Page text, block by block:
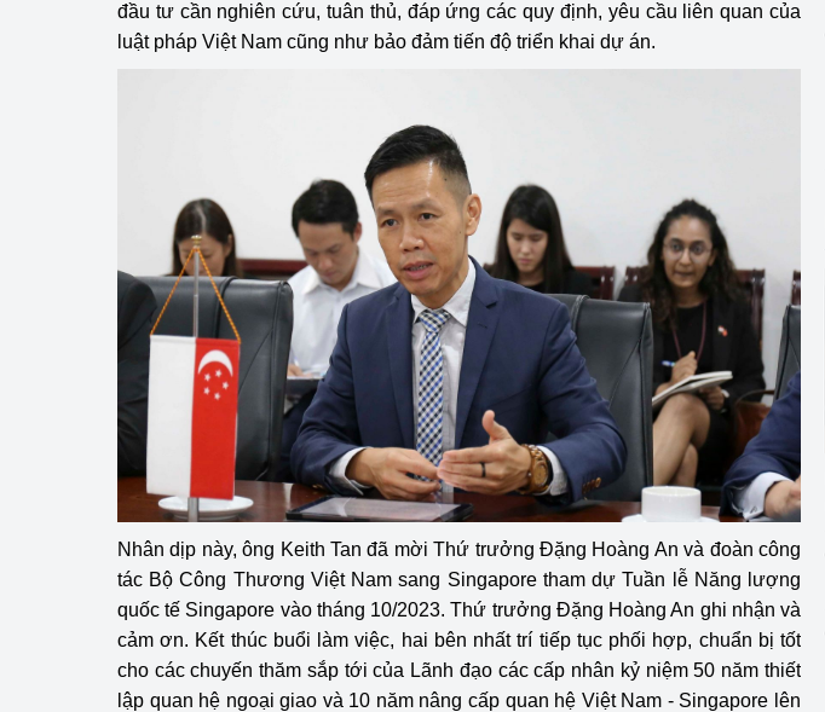
đầu tư cần nghiên cứu, tuân thủ, đáp ứng các quy định, yêu cầu liên quan của
luật pháp Việt Nam cũng như bảo đảm tiến độ triển khai dự án.
Nhân dịp này, ông Keith Tan đã mời Thứ trưởng Đặng Hoàng An và đoàn công
tác Bộ Công Thương Việt Nam sang Singapore tham dự Tuần lễ Năng lượng
quốc tế Singapore vào tháng 10/2023. Thứ trưởng Đặng Hoàng An ghi nhận và
cảm ơn. Kết thúc buổi làm việc, hai bên nhất trí tiếp tục phối hợp, chuẩn bị tốt
cho các chuyến thăm sắp tới của Lãnh đạo các cấp nhân kỷ niệm 50 năm thiết
lập quan hệ ngoại giao và 10 năm nâng cấp quan hệ Việt Nam - Singapore lên